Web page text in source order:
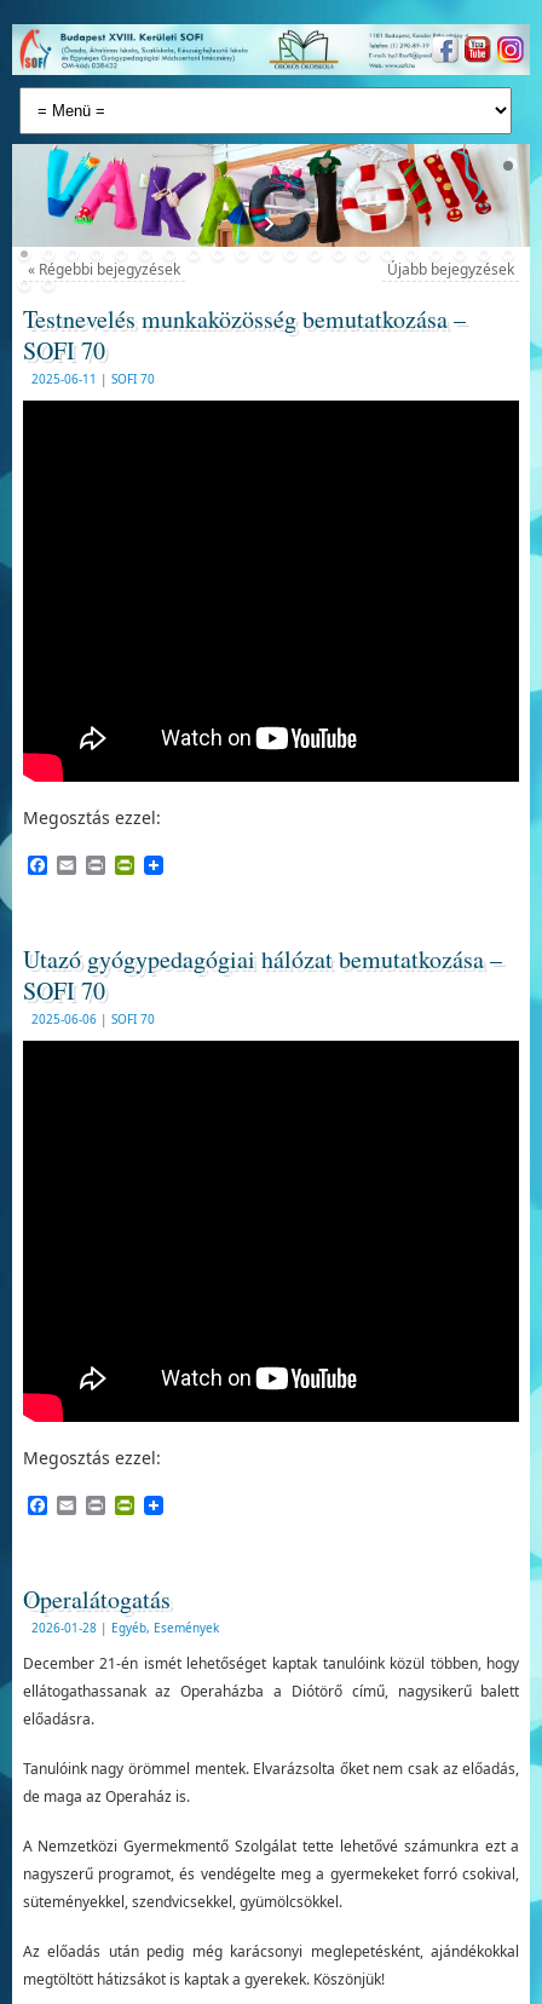
«Régebbi bejegyzések Újabb bejegyzések
Testnevelés munkaközösség bemutatkozása –
SOFI 70
2025-06-11 | SOFI 70
Megosztás ezzel:
Facebook
EmailPrintPrintFriendly
Utazó gyógypedagógiai hálózat bemutatkozása –
SOFI 70
2025-06-06 | SOFI 70
Megosztás ezzel:
Facebook
EmailPrintPrintFriendly
Operalátogatás
2026-01-28 | Egyéb, Események
December 21-én ismét lehetőséget kaptak tanulóink közül többen, hogy
ellátogathassanak az Operaházba a Diótörő című, nagysikerű balett
előadásra.
Tanulóink nagy örömmel mentek. Elvarázsolta őket nem csak az előadás,
de maga az Operaház is.
A Nemzetközi Gyermekmentő Szolgálat tette lehetővé számunkra ezt a
nagyszerű programot, és vendégelte meg a gyermekeket forró csokival,
süteményekkel, szendvicsekkel, gyümölcsökkel.
Az előadás után pedig még karácsonyi meglepetésként, ajándékokkal
megtöltött hátizsákot is kaptak a gyerekek. Köszönjük!